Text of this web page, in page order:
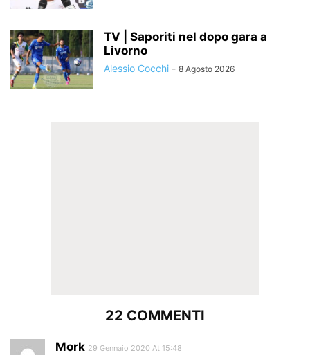
TV | Saporiti nel dopo gara a
Livorno
Alessio Cocchi - 8 Agosto 2026
22 COMMENTI
Mork 29 Gennaio 2020 At 15:48